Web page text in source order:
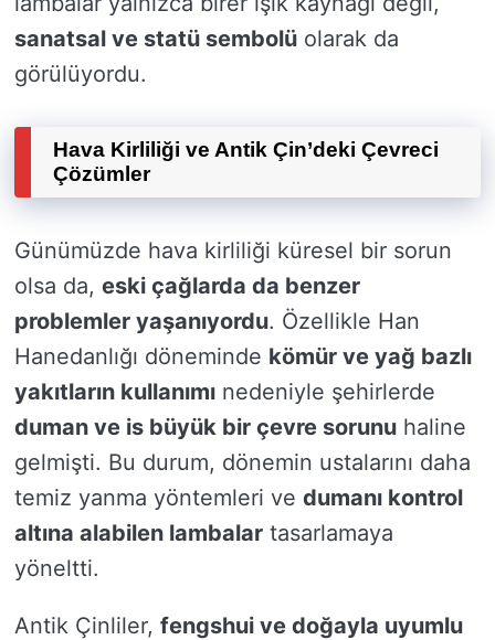
sanatsal ve statü sembolü olarak da
görülüyordu.
Hava Kirliliği ve Antik Çin’deki Çevreci
Çözümler
Günümüzde hava kirliliği küresel bir sorun
olsa da, eski çağlarda da benzer
problemler yaşanıyordu. Özellikle Han
Hanedanlığı döneminde kömür ve yağ bazlı
yakıtların kullanımı nedeniyle şehirlerde
duman ve is büyük bir çevre sorunu haline
gelmişti. Bu durum, dönemin ustalarını daha
temiz yanma yöntemleri ve dumanı kontrol
altına alabilen lambalar tasarlamaya
yöneltti.
Antik Çinliler, fengshui ve doğayla uyumlu